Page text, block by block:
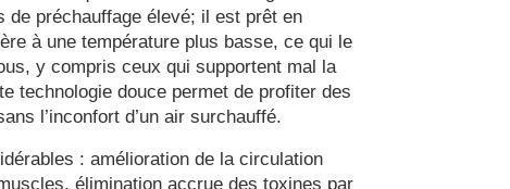
de préchauffage élevé; il est prêt en
à une température plus basse, ce qui le
y compris ceux qui supportent mal la
technologie douce permet de profiter des
l’inconfort d’un air surchauffé.
: amélioration de la circulation
élimination accrue des toxines par